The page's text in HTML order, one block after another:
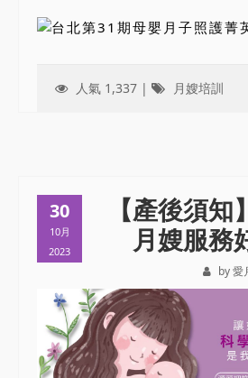
人氣 1,337 | 月嫂培訓
30
10月
2023
【產後須
月嫂服務
by 愛